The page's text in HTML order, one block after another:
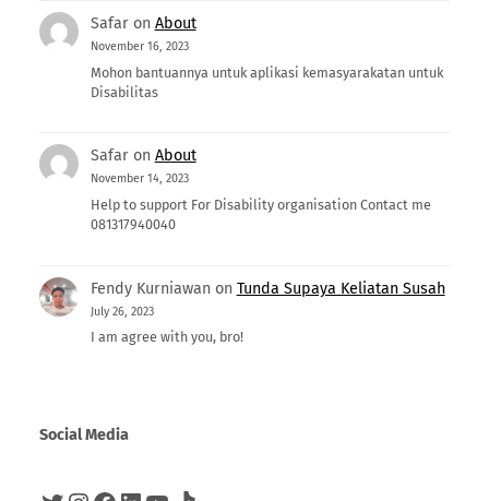
Safaron About
November 16, 2023
Mohon bantuannya untuk aplikasi kemasyarakatan untuk
Disabilitas
Safaron About
November 14, 2023
Help to support For Disability organisation Contact me
081317940040
Fendy Kurniawanon Tunda Supaya Keliatan Susah
July 26, 2023
I am agree with you, bro!
Social Media